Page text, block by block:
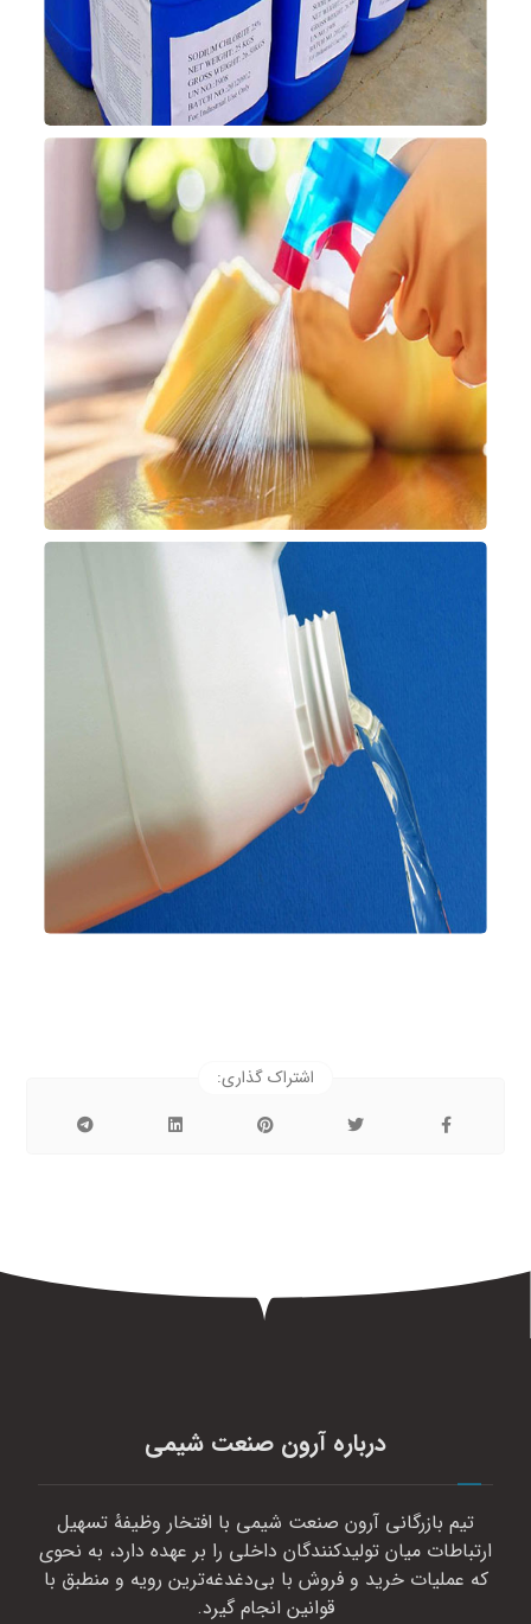
درباره آرون صنعت شیمی
تیم بازرگانی آرون صنعت شیمی با افتخار وظیفهٔ تسهیل
ارتباطات میان تولیدکنندگان داخلی را بر عهده دارد، به نحوی
که عملیات خرید و فروش با بی‌دغدغه‌ترین رویه و منطبق با
قوانین انجام گیرد.